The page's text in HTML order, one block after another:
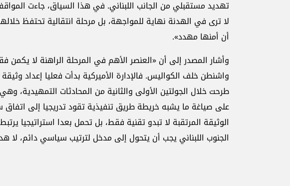
تهديد مستقبلي من الجانب اللبناني. في هذا السياق، جاءت المواقف
لا ترى في الهدنة نهاية للمواجهة، بل مرحلة انتقالية تحتفظ
أن أمنها مهدد».
وأشار المصدر إلى أن «العنصر الأهم في المرحلة الراهنة لا
واشنطن خلف الكواليس. فالإدارة الأميركية بدأت فعليا إعداد
طرحت خلال الجولتين الأولى والثانية من المحادثات التمهيدية،
على صياغة ما يشبه خريطة طريق تنفيذية تقود تدريجيا إلى
الوثيقة المرتقبة لا تبدو تقنية فقط، بل تحمل بعدا استراتيجيا
الجنوب اللبناني يجب أن يتحول إلى مدخل لترتيب سياسي دائم، لا